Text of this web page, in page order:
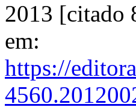
2013 [citado
em:
https://